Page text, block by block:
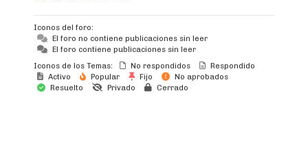
Iconos del foro:
El foro no contiene publicaciones sin leer
El foro contiene publicaciones sin leer
Iconos de los Temas:
No respondidos
Respondido
Activo
Popular Fijo
No aprobados
Resuelto
Privado Cerrado